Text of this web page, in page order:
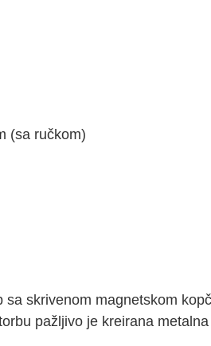
(sa ručkom)
sa skrivenom magnetskom
pažljivo je kreirana